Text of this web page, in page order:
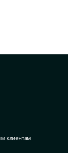
клиентам